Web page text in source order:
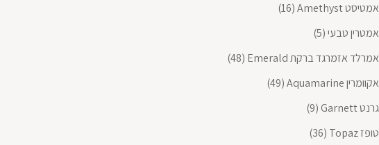
אמטיסט Amethyst
(16)
אמטרין טבעי(5)
אמרלד אזמרגד ברקת Emerald
(48)
אקוומרין Aquamarine
(49)
גרנט Garnett
(9)
טופז Topaz
(36)